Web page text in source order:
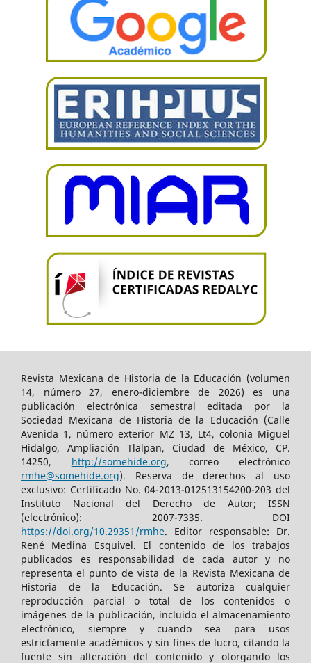
Revista Mexicana de Historia de la Educación (volumen
14, número 27, enero-diciembre de 2026) es una
publicación electrónica semestral editada por la
Sociedad Mexicana de Historia de la Educación (Calle
Avenida 1, número exterior MZ 13, Lt4, colonia Miguel
Hidalgo, Ampliación Tlalpan, Ciudad de México, CP.
14250, http://somehide.org, correo electrónico
rmhe@somehide.org). Reserva de derechos al uso
exclusivo: Certificado No. 04-2013-012513154200-203 del
Instituto Nacional del Derecho de Autor; ISSN
(electrónico): 2007-7335. DOI
https://doi.org/10.29351/rmhe. Editor responsable: Dr.
René Medina Esquivel. El contenido de los trabajos
publicados es responsabilidad de cada autor y no
representa el punto de vista de la Revista Mexicana de
Historia de la Educación. Se autoriza cualquier
reproducción parcial o total de los contenidos o
imágenes de la publicación, incluido el almacenamiento
electrónico, siempre y cuando sea para usos
estrictamente académicos y sin fines de lucro, citando la
fuente sin alteración del contenido y otorgando los